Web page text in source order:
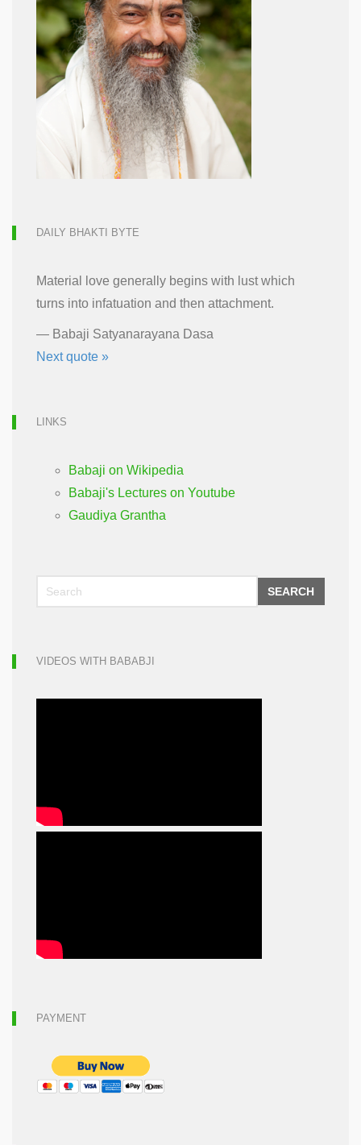
DAILY BHAKTI BYTE
Material love generally begins with lust which
turns into infatuation and then attachment.
— Babaji Satyanarayana Dasa
Next quote »
LINKS
Babaji on Wikipedia
Babaji's Lectures on Youtube
Gaudiya Grantha
SEARCH
VIDEOS WITH BABABJI
PAYMENT